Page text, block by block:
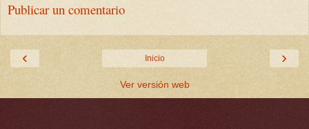
Publicar un comentario
‹ ›
Inicio
Ver versión web